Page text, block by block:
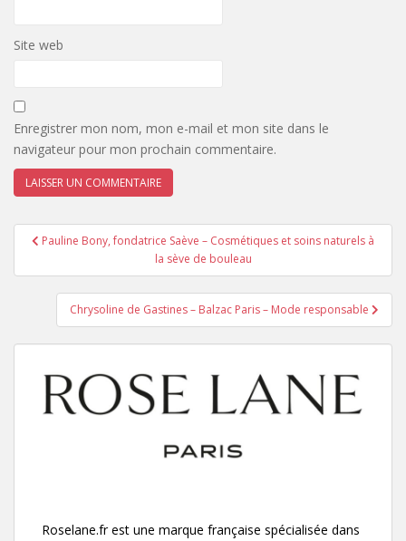
Site web
Enregistrer mon nom, mon e-mail et mon site dans le
navigateur pour mon prochain commentaire.
Navigation
l’article
Pauline Bony, fondatrice Saève – Cosmétiques et soins naturels à
la sève de bouleau
Chrysoline de Gastines – Balzac Paris – Mode responsable
Roselane.fr est une marque française spécialisée dans